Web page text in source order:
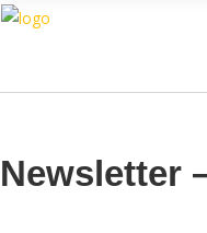
Newsletter
Online